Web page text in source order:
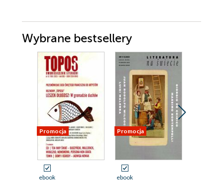
Wybrane bestsellery
Promocja
ebook
Promocja
ebook